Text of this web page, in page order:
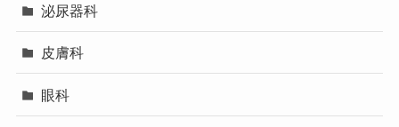
泌尿器科
皮膚科
眼科